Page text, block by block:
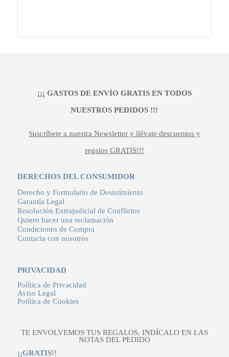
¡¡¡ GASTOS DE ENVÍO GRATIS EN TODOS
NUESTROS PEDIDOS !!!
Suscríbete a nuestra Newsletter y llévate descuentos y
regalos GRATIS!!!
DERECHOS DEL CONSUMIDOR
Derecho y Formulario de Desistimiento
Garantía Legal
Resolución Extrajudicial de Conflictos
Quiero hacer una reclamación
Condiciones de Compra
Contacta con nosotros
PRIVACIDAD
Política de Privacidad
Aviso Legal
Política de Cookies
TE ENVOLVEMOS TUS REGALOS, INDÍCALO EN LAS
NOTAS DEL PEDIDO
¡¡GRATIS!!